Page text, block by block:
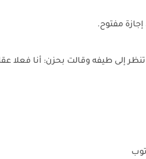
مفتوح.
إلى طيفه وقالت بحزن: أنا فعلا